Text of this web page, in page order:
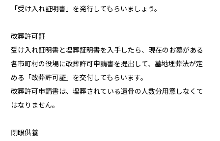
「受け入れ証明書」を発行してもらいましょう。
改葬許可証
受け入れ証明書と埋葬証明書を入手したら、現在のお墓がある
各市町村の役場に改葬許可申請書を提出して、墓地埋葬法が定
める「改葬許可証」を交付してもらいます。
改葬許可申請書は、埋葬されている遺骨の人数分用意しなくて
はなりません。
閉眼供養